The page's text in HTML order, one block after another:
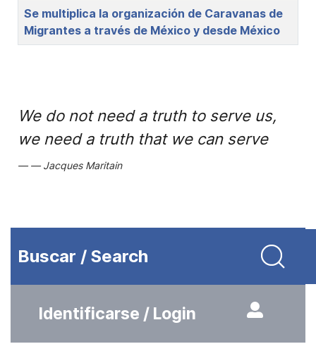
Title
Se multiplica la organización de Caravanas de
Migrantes a través de México y desde México
We do not need a truth to serve us,
we need a truth that we can serve
Jacques Maritain
Buscar / Search
Identificarse / Login